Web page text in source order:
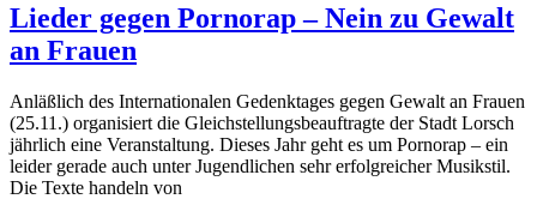
Lieder gegen Pornorap – Nein zu Gewalt
an Frauen
Anläßlich des Internationalen Gedenktages gegen Gewalt an Frauen
(25.11.) organisiert die Gleichstellungsbeauftragte der Stadt Lorsch
jährlich eine Veranstaltung. Dieses Jahr geht es um Pornorap – ein
leider gerade auch unter Jugendlichen sehr erfolgreicher Musikstil.
Die Texte handeln von